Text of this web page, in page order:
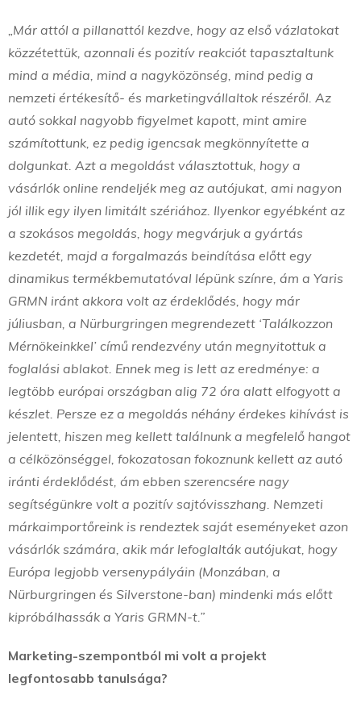
„Már attól a pillanattól kezdve, hogy az első vázlatokat
közzétettük, azonnali és pozitív reakciót tapasztaltunk
mind a média, mind a nagyközönség, mind pedig a
nemzeti értékesítő- és marketingvállaltok részéről. Az
autó sokkal nagyobb figyelmet kapott, mint amire
számítottunk, ez pedig igencsak megkönnyítette a
dolgunkat. Azt a megoldást választottuk, hogy a
vásárlók online rendeljék meg az autójukat, ami nagyon
jól illik egy ilyen limitált szériához. Ilyenkor egyébként az
a szokásos megoldás, hogy megvárjuk a gyártás
kezdetét, majd a forgalmazás beindítása előtt egy
dinamikus termékbemutatóval lépünk színre, ám a Yaris
GRMN iránt akkora volt az érdeklődés, hogy már
júliusban, a Nürburgringen megrendezett ‘Találkozzon
Mérnökeinkkel’ című rendezvény után megnyitottuk a
foglalási ablakot. Ennek meg is lett az eredménye: a
legtöbb európai országban alig 72 óra alatt elfogyott a
készlet. Persze ez a megoldás néhány érdekes kihívást is
jelentett, hiszen meg kellett találnunk a megfelelő hangot
a célközönséggel, fokozatosan fokoznunk kellett az autó
iránti érdeklődést, ám ebben szerencsére nagy
segítségünkre volt a pozitív sajtóvisszhang. Nemzeti
márkaimportőreink is rendeztek saját eseményeket azon
vásárlók számára, akik már lefoglalták autójukat, hogy
Európa legjobb versenypályáin (Monzában, a
Nürburgringen és Silverstone-ban) mindenki más előtt
kipróbálhassák a Yaris GRMN-t.”
Marketing-szempontból mi volt a projekt
legfontosabb tanulsága?